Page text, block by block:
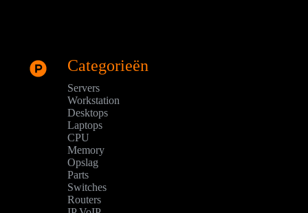
Categorieën
Servers
Workstation
Desktops
Laptops
CPU
Memory
Opslag
Parts
Switches
Routers